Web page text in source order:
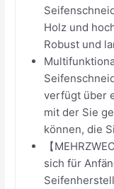
Holz und
Robust und
verfügt über
mit der Sie
können, die
【
sich für